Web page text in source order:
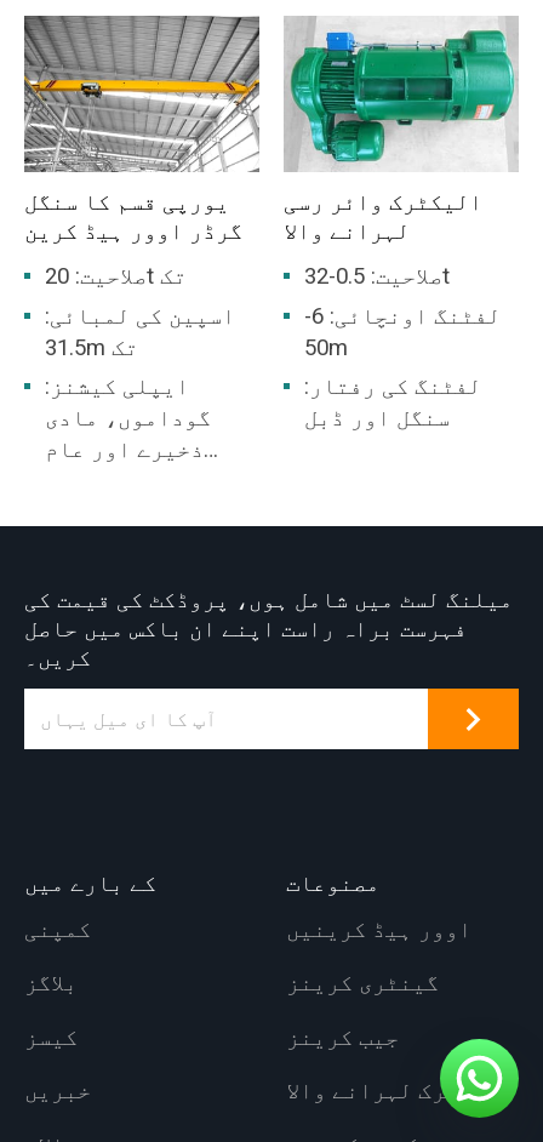
یورپی قسم کا سنگل
گرڈر اوور ہیڈ کرین
صلاحیت: 20t تک
اسپین کی لمبائی:
31.5m تک
ایپلی کیشنز:
گوداموں، مادی
ذخیرے اور عام
الیکٹرک وائر رسی
لہرانے والا
صلاحیت: 0.5-32t
لفٹنگ اونچائی: 6-
50m
لفٹنگ کی رفتار:
سنگل اور ڈبل
میلنگ لسٹ میں شامل ہوں، پروڈکٹ کی قیمت کی
فہرست براہ راست اپنے ان باکس میں حاصل
کریں۔
کے بارے میں
کمپنی
بلاگز
کیسز
خبریں
مصنوعات
اوور ہیڈ کرینیں
گینٹری کرینز
جیب کرینز
الیکٹرک لہرانے والا